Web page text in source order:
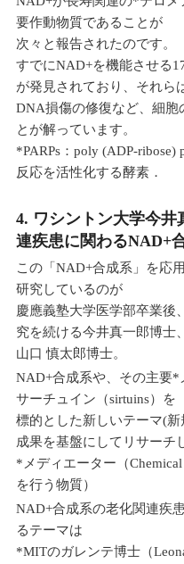
要作動物質であることが
次々と報告されたのです。
すでにNAD+を機能させる
が発見されており、それら
DNA損傷の修復など、細胞
とが解っています。
*PARPs：poly (ADP-
反応を活性化する酵素．
4. ワシントン大学今井
連疾患に関わるNAD+
この「NAD+合成系」を応
研究しているのが
慶應義塾大学医学部卒業後
究を続ける今井真一郎博士、
山口 慎太郎博士。
NAD+合成系や、その主要
サーチュイン（sirtuins）を
標的とした新しいテーマ(
成果を基盤にしてリサーチ
*メディエーター（
を行う物質）
NAD+合成系の老化関連疾
るテーマは
*MITのガレンテ博士（